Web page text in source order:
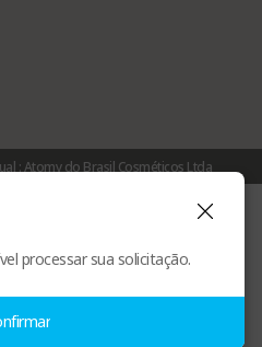
: Atomy do Brasil Cosméticos Ltda
Brooklin Novo - São Paulo CEP 04
processar sua solicitação.